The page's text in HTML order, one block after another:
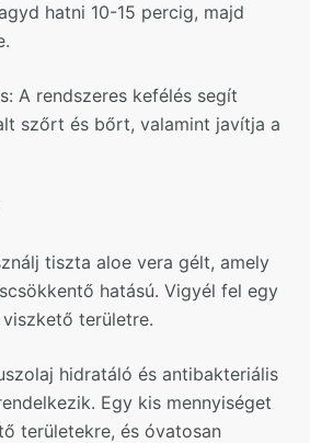
hatni 10-15 percig, majd
A rendszeres kefélés segít
szőrt és bőrt, valamint javítja a
tiszta aloe vera gélt, amely
hatású. Vigyél fel egy
területre.
hidratáló és antibakteriális
Egy kis mennyiséget
területekre, és óvatosan